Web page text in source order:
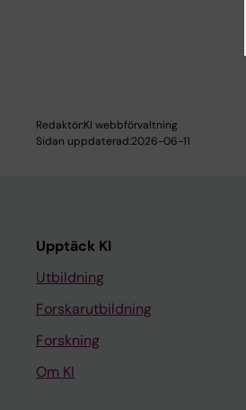
Redaktör:KI webbförvaltning
Sidan uppdaterad:2026-06-11
Upptäck KI
Utbildning
Forskarutbildning
Forskning
Om KI